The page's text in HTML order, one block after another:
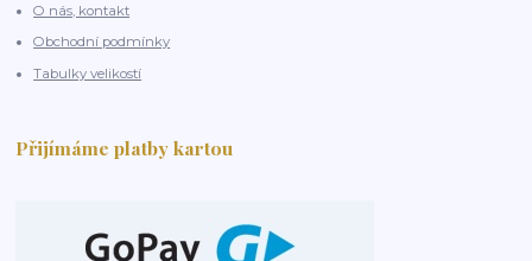
O nás, kontakt
Obchodní podmínky
Tabulky velikostí
Přijímáme platby kartou